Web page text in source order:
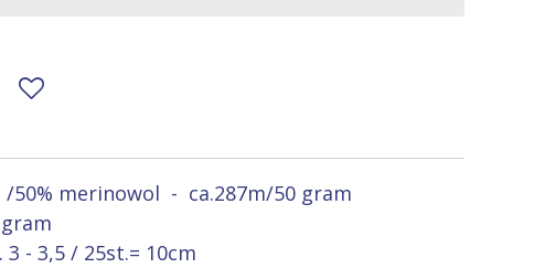
/50% merinowol - ca.287m/50 gram
- 3,5 / 25st.= 10cm